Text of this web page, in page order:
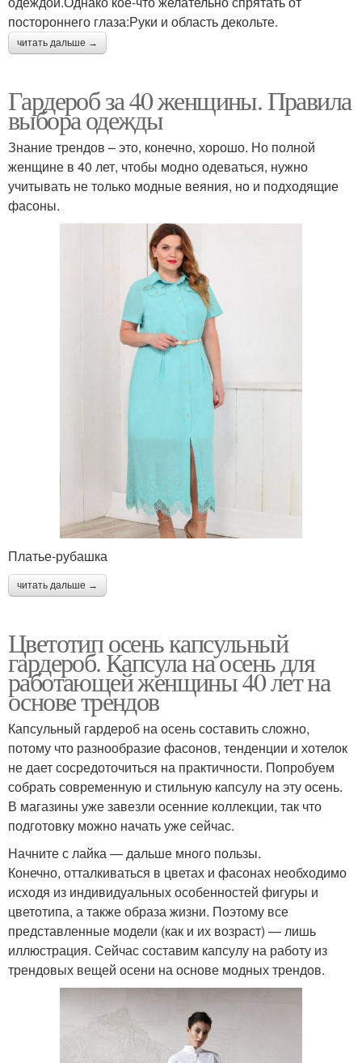
постороннего глаза:Руки и область декольте.
читать дальше →
Гардероб за 40 женщины. Правила
выбора одежды
Знание трендов – это, конечно, хорошо. Но полной
женщине в 40 лет, чтобы модно одеваться, нужно
учитывать не только модные веяния, но и подходящие
фасоны.
Платье-рубашка
читать дальше →
Цветотип осень капсульный
гардероб. Капсула на осень для
работающей женщины 40 лет на
основе трендов
Капсульный гардероб на осень составить сложно,
потому что разнообразие фасонов, тенденции и хотелок
не дает сосредоточиться на практичности. Попробуем
собрать современную и стильную капсулу на эту осень.
В магазины уже завезли осенние коллекции, так что
подготовку можно начать уже сейчас.
Начните с лайка — дальше много пользы.
Конечно, отталкиваться в цветах и фасонах необходимо
исходя из индивидуальных особенностей фигуры и
цветотипа, а также образа жизни. Поэтому все
представленные модели (как и их возраст) — лишь
иллюстрация. Сейчас составим капсулу на работу из
трендовых вещей осени на основе модных трендов.